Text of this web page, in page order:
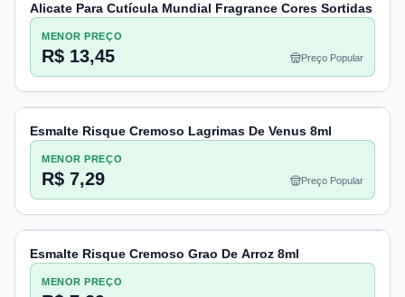
Alicate Para Cutícula Mundial Fragrance Cores Sortidas
MENOR PREÇO
R$ 13,45 Preço Popular
Esmalte Risque Cremoso Lagrimas De Venus 8ml
MENOR PREÇO
R$ 7,29 Preço Popular
Esmalte Risque Cremoso Grao De Arroz 8ml
MENOR PREÇO